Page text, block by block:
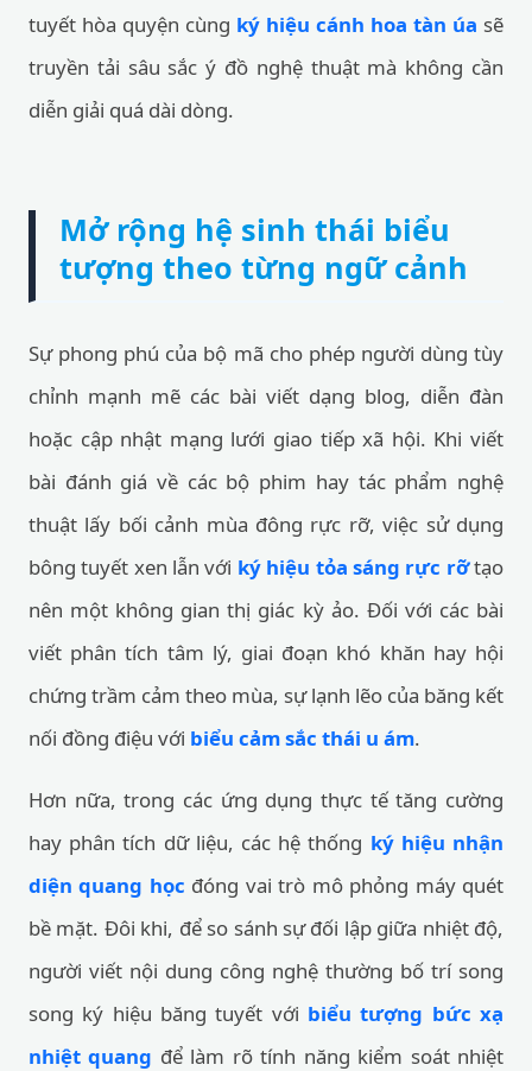
tuyết hòa quyện cùng ký hiệu cánh hoa tàn úa sẽ
truyền tải sâu sắc ý đồ nghệ thuật mà không cần
diễn giải quá dài dòng.
Mở rộng hệ sinh thái biểu
tượng theo từng ngữ cảnh
Sự phong phú của bộ mã cho phép người dùng tùy
chỉnh mạnh mẽ các bài viết dạng blog, diễn đàn
hoặc cập nhật mạng lưới giao tiếp xã hội. Khi viết
bài đánh giá về các bộ phim hay tác phẩm nghệ
thuật lấy bối cảnh mùa đông rực rỡ, việc sử dụng
bông tuyết xen lẫn với ký hiệu tỏa sáng rực rỡtạo
nên một không gian thị giác kỳ ảo. Đối với các bài
viết phân tích tâm lý, giai đoạn khó khăn hay hội
chứng trầm cảm theo mùa, sự lạnh lẽo của băng kết
nối đồng điệu với biểu cảm sắc thái u ám.
Hơn nữa, trong các ứng dụng thực tế tăng cường
hay phân tích dữ liệu, các hệ thống ký hiệu nhận
diện quang học đóng vai trò mô phỏng máy quét
bề mặt. Đôi khi, để so sánh sự đối lập giữa nhiệt độ,
người viết nội dung công nghệ thường bố trí song
song ký hiệu băng tuyết với biểu tượng bức xạ
nhiệt quang để làm rõ tính năng kiểm soát nhiệt